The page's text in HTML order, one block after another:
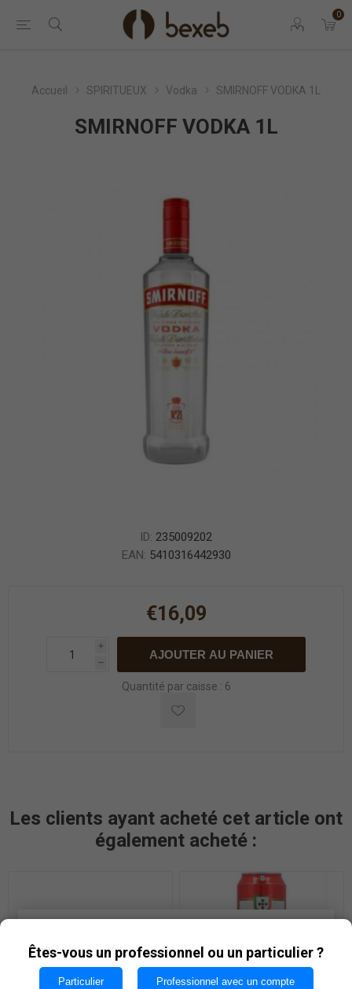
0
Accueil SPIRITUEUX Vodka SMIRNOFF VODKA 1L
SMIRNOFF VODKA 1L
ID: 235009202
EAN: 5410316442930
€16,09
i
h
AJOUTER AU PANIER
Quantité par caisse : 6
Les clients ayant acheté cet article ont
également acheté :
utilisant nos services, vous acceptez notre utilisation
des cookies.
Êtes-vous un professionnel ou un particulier ?
Particulier Professionnel avec un compte